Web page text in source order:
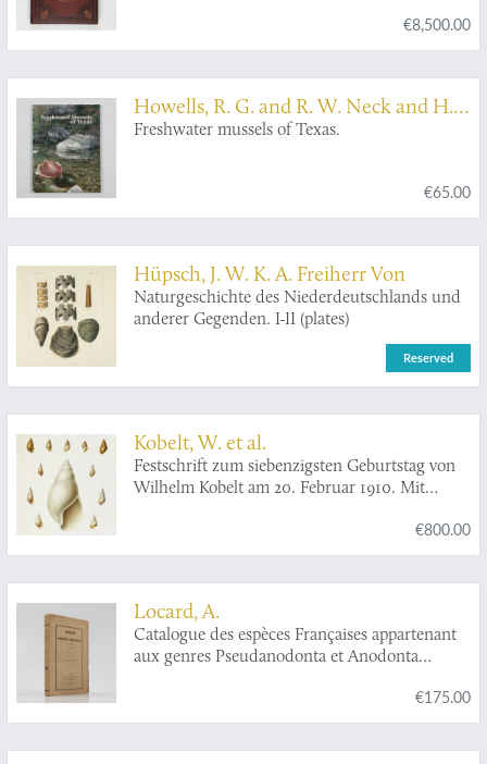
€8,500.00
Howells, R. G. and R. W. Neck and H.
D. Murray
Freshwater mussels of Texas.
€65.00
Hüpsch, J. W. K. A. Freiherr Von
Naturgeschichte des Niederdeutschlands und
anderer Gegenden. I-II (plates)
Reserved
Kobelt, W. et al.
Festschrift zum siebenzigsten Geburtstag von
Wilhelm Kobelt am 20. Februar 1910. Mit
€800.00
Locard, A.
Catalogue des espèces Françaises appartenant
aux genres Pseudanodonta et Anodonta
€175.00